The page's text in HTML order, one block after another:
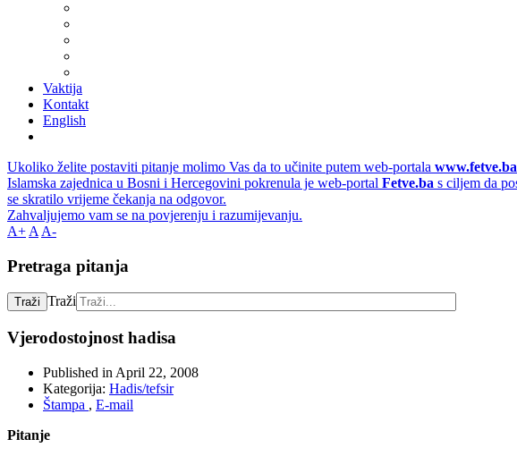
Vaktija
Kontakt
English
Ukoliko želite postaviti pitanje molimo Vas da to učinite putem web-portala www.fetve.ba
Islamska zajednica u Bosni i Hercegovini pokrenula je web-portal Fetve.ba s ciljem da
se skratilo vrijeme čekanja na odgovor.
Zahvaljujemo vam se na povjerenju i razumijevanju.
A+ A A-
Pretraga pitanja
Traži Traži
Vjerodostojnost hadisa
Published in April 22, 2008
Kategorija: Hadis/tefsir
Štampa , E-mail
Pitanje